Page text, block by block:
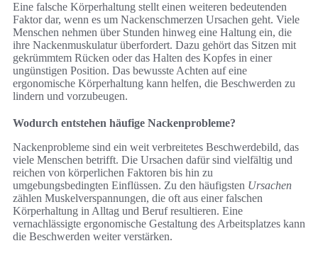
Eine falsche Körperhaltung stellt einen weiteren bedeutenden
Faktor dar, wenn es um Nackenschmerzen Ursachen geht. Viele
Menschen nehmen über Stunden hinweg eine Haltung ein, die
ihre Nackenmuskulatur überfordert. Dazu gehört das Sitzen mit
gekrümmtem Rücken oder das Halten des Kopfes in einer
ungünstigen Position. Das bewusste Achten auf eine
ergonomische Körperhaltung kann helfen, die Beschwerden zu
lindern und vorzubeugen.
Wodurch entstehen häufige Nackenprobleme?
Nackenprobleme sind ein weit verbreitetes Beschwerdebild, das
viele Menschen betrifft. Die Ursachen dafür sind vielfältig und
reichen von körperlichen Faktoren bis hin zu
umgebungsbedingten Einflüssen. Zu den häufigsten Ursachen
zählen Muskelverspannungen, die oft aus einer falschen
Körperhaltung in Alltag und Beruf resultieren. Eine
vernachlässigte ergonomische Gestaltung des Arbeitsplatzes kann
die Beschwerden weiter verstärken.